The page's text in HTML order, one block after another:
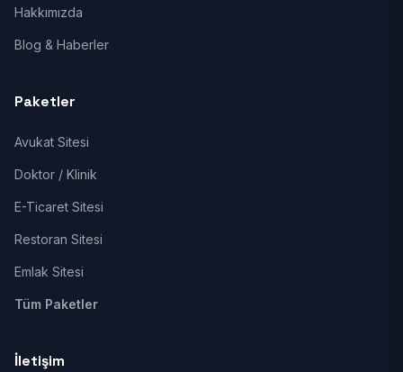
Hakkımızda
Blog & Haberler
Paketler
Avukat Sitesi
Doktor / Klinik
E-Ticaret Sitesi
Restoran Sitesi
Emlak Sitesi
Tüm Paketler
İletişim